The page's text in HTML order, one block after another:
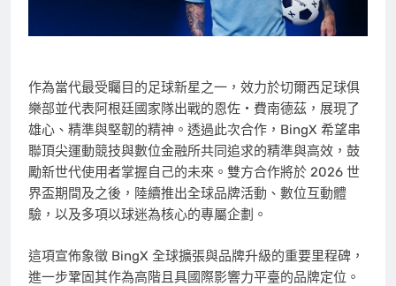
作為當代最受矚目的足球新星之一，效力於切爾西足球俱
樂部並代表阿根廷國家隊出戰的恩佐・費南德茲，展現了
雄心、精準與堅韌的精神。透過此次合作，BingX 希望串
聯頂尖運動競技與數位金融所共同追求的精準與高效，鼓
勵新世代使用者掌握自己的未來。雙方合作將於 2026 世
界盃期間及之後，陸續推出全球品牌活動、數位互動體
驗，以及多項以球迷為核心的專屬企劃。
這項宣佈象徵 BingX 全球擴張與品牌升級的重要里程碑，
進一步鞏固其作為高階且具國際影響力平臺的品牌定位。